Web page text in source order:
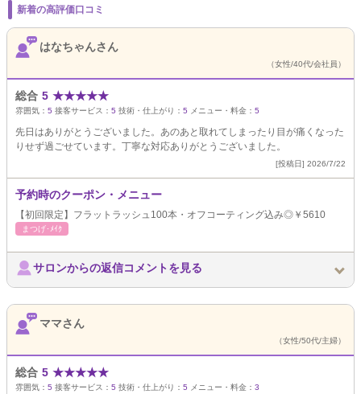
新着の高評価口コミ
はなちゃんさん
（女性/40代/会社員）
総合 5 ★★★★★
雰囲気： 5 接客サービス： 5 技術・仕上がり： 5 メニュー・料金： 5
先日はありがとうございました。あのあと取れてしまったり目が痛くなった
りせず過ごせています。丁寧な対応ありがとうございました。
[投稿日] 2026/7/22
予約時のクーポン・メニュー
【初回限定】フラットラッシュ100本・オフコーティング込み◎￥5610
まつげ･ﾒｲｸ
サロンからの返信コメントを見る
ママさん
（女性/50代/主婦）
総合 5 ★★★★★
雰囲気： 5 接客サービス： 5 技術・仕上がり： 5 メニュー・料金： 3